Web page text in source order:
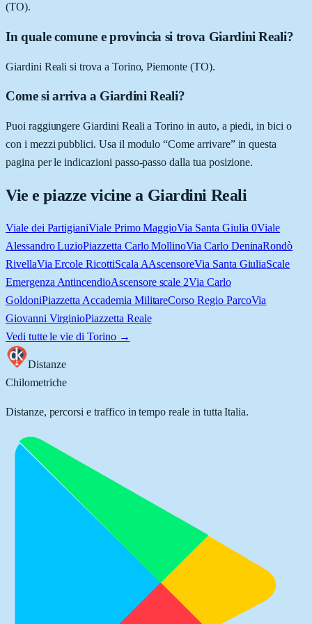
(TO).
In quale comune e provincia si trova Giardini Reali?
Giardini Reali si trova a Torino, Piemonte (TO).
Come si arriva a Giardini Reali?
Puoi raggiungere Giardini Reali a Torino in auto, a piedi, in bici o
con i mezzi pubblici. Usa il modulo “Come arrivare” in questa
pagina per le indicazioni passo-passo dalla tua posizione.
Vie e piazze vicine a Giardini Reali
Viale dei PartigianiViale Primo MaggioVia Santa Giulia 0Viale
Alessandro LuzioPiazzetta Carlo MollinoVia Carlo DeninaRondò
RivellaVia Ercole RicottiScala AAscensoreVia Santa GiuliaScale
Emergenza AntincendioAscensore scale 2Via Carlo
GoldoniPiazzetta Accademia MilitareCorso Regio ParcoVia
Giovanni VirginioPiazzetta Reale
Vedi tutte le vie di Torino→
Distanze
Chilometriche
Distanze, percorsi e traffico in tempo reale in tutta Italia.